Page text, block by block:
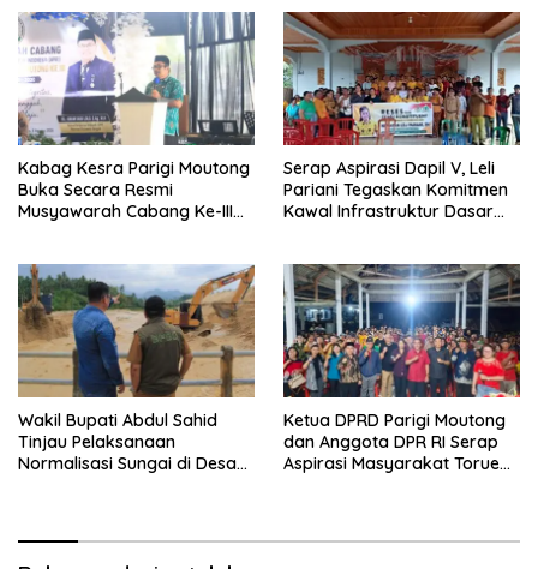
Kabag Kesra Parigi Moutong
Buka Secara Resmi
Musyawarah Cabang Ke-III
Serap Aspirasi Dapil V, Leli
Pariani Tegaskan Komitmen
Kawal Infrastruktur Dasar
Wakil Bupati Abdul Sahid
Tinjau Pelaksanaan
Normalisasi Sungai di Desa
Ketua DPRD Parigi Moutong
dan Anggota DPR RI Serap
Aspirasi Masyarakat Torue